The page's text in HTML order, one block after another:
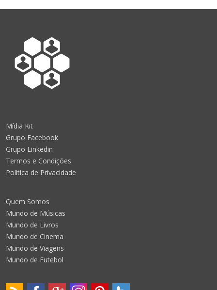
Mídia Kit
Grupo Facebook
Grupo Linkedin
Termos e Condições
Política de Privacidade
Quem Somos
Mundo de Músicas
Mundo de Livros
Mundo de Cinema
Mundo de Viagens
Mundo de Futebol